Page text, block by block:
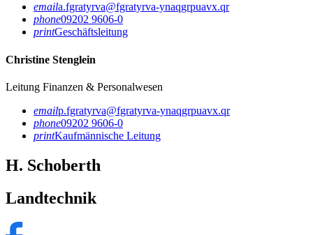
emaila.fgratyrva@fgratyrva-ynaqgrpuavx.qr
phone09202 9606-0
printGeschäftsleitung
Christine Stenglein
Leitung Finanzen & Personalwesen
emailp.fgratyrva@fgratyrva-ynaqgrpuavx.qr
phone09202 9606-0
printKaufmännische Leitung
H. Schoberth
Landtechnik